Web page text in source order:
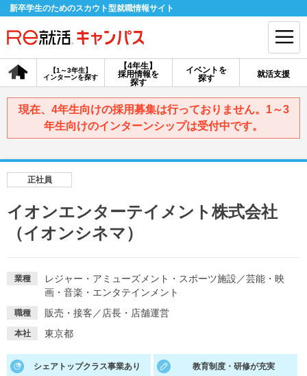
新卒学生のためのスカウト型就職情報サイト
【4年生】
採用情報を
探す
【1～3年生】
インターンを探す
イベントを
探す
就活支援
会員登録 ログイン
会員ID・パスワードを忘れた方はこちら
採用情報を探す
説明会を探す
インターンを探す
就活ノウハウ・サポート
就活支援
現在、4年生向けの採用募集は行っておりません。1～3
年生向けのインターンシップは受付中です。
正社員
イオンエンターテイメント株式会社
（イオンシネマ）
業種 レジャー・アミューズメント・スポーツ施設 ／芸能・映
画・音楽・エンタテインメント
職種 販売・接客 ／ 店長・店舗運営
本社 東京都
シェアトップクラス事業あり 教育制度・研修が充実